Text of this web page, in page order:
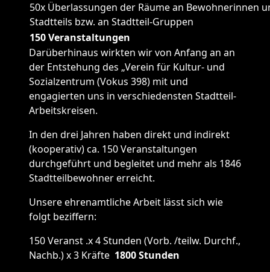
50x Überlassungen der Räume an Bewohnerinnen
Stadtteils bzw. an Stadtteil-Gruppen
150 Veranstaltungen
Darüberhinaus wirkten wir von Anfang an an
der Entstehung des „Verein für Kultur- und
Sozialzentrum (Vokus 398) mit und
engagierten uns in verschiedensten Stadtteil-
Arbeitskreisen.
In den drei Jahren haben direkt und indirekt
(kooperativ) ca. 150 Veranstaltungen
durchgeführt und begleitet und mehr als 1846
Stadtteilbewohner erreicht.
Unsere ehrenamtliche Arbeit lässt sich wie
folgt beziffern:
150 Veranst .x 4 Stunden (Vorb. /teilw. Durchf.,
Nachb.) x 3 Kräfte 1800 Stunden